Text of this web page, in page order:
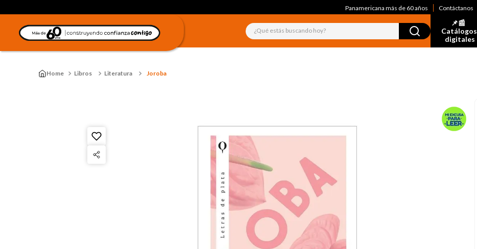
Panamericana más de 60 años Contáctanos
¿Qué estás buscando hoy?
📌📰
Catálogos
digitales
Libros Literatura Joroba